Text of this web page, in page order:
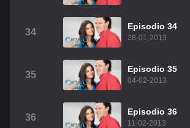
34
Episodio 34
28-01-2013
35
Episodio 35
04-02-2013
36
Episodio 36
11-02-2013